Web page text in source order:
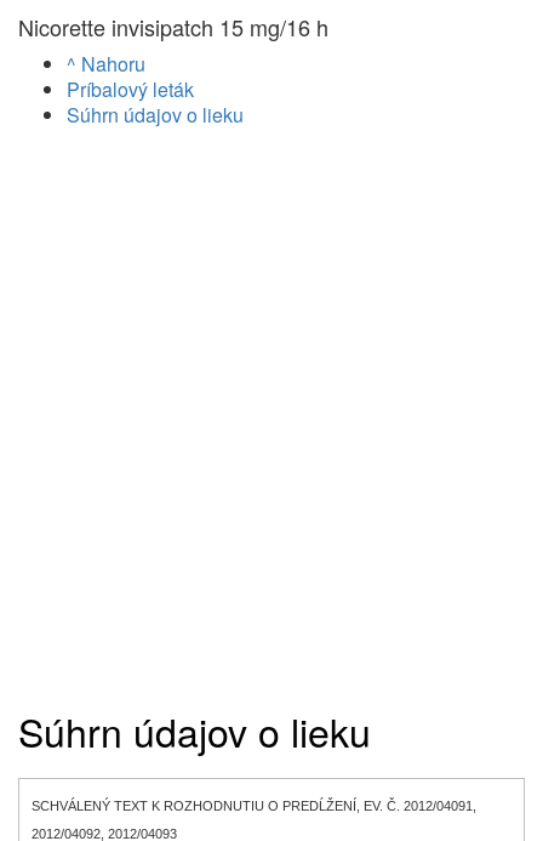
Nicorette invisipatch 15 mg/16 h
^ Nahoru
Príbalový leták
Súhrn údajov o lieku
Súhrn údajov o lieku
SCHVÁLENÝ TEXT K ROZHODNUTIU O PREDĹŽENÍ , EV. Č. 2012/04091,
2012/04092, 2012/04093